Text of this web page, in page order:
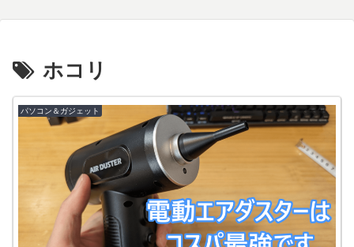
ホコリ
パソコン＆ガジェット